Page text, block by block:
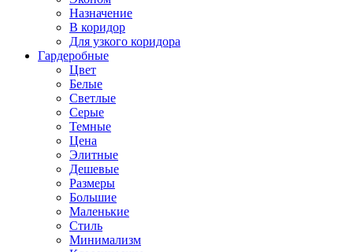
Назначение
В коридор
Для узкого коридора
Гардеробные
Цвет
Белые
Светлые
Серые
Темные
Цена
Элитные
Дешевые
Размеры
Большие
Маленькие
Стиль
Минимализм